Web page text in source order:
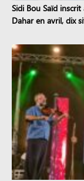
Sidi Bou Saïd
Dahar en avril, dix